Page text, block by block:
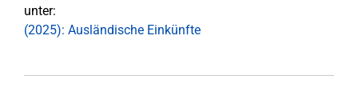
unter:
(2025): Ausländische Einkünfte